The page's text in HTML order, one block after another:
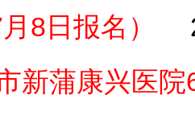
8日报名）
新蒲康兴医